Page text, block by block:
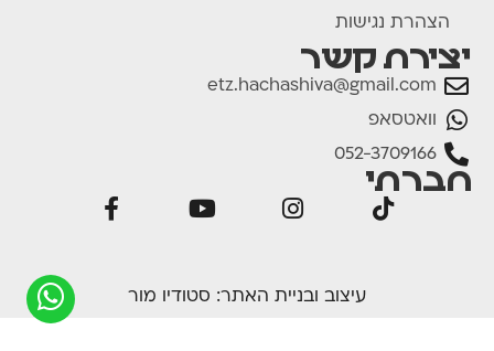
הצהרת נגישות
יצירת קשר
etz.hachashiva@gmail.com
וואטסאפ
052-3709166
חברתי
עיצוב ובניית האתר: סטודיו מור